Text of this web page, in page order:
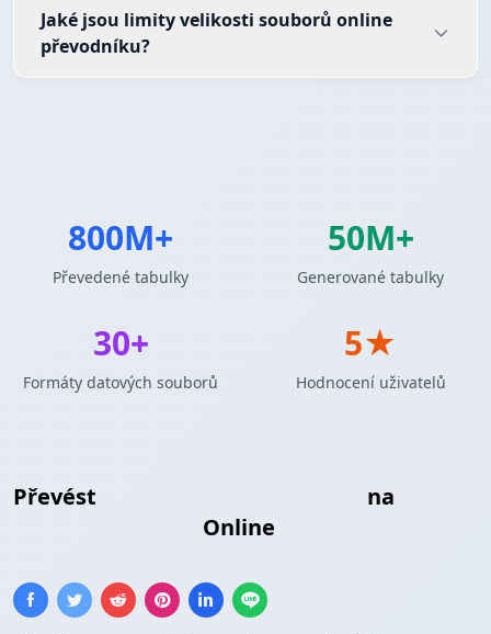
Převést
na
Online
Jaké jsou limity velikosti souborů online
převodníku?
800M+
Převedené tabulky
50M+
Generované tabulky
30+
Formáty datových souborů
5★
Hodnocení uživatelů